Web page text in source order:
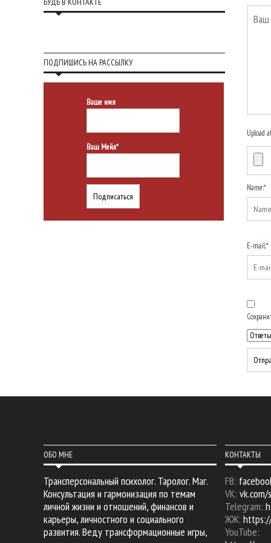
Upload
Name:*
E-mail:*
ПОДПИШИСЬ НА РАССЫЛКУ
Ваше имя
Ваш Мейл*
ОБО МНЕ
Трансперсональный психолог. Таролог. Маг.
Консультация и гармонизация по темам
личной жизни и отношений, финансов и
карьеры, личностного и социального
развития. Веду трансформационные игры,
КОНТАКТЫ
FB:
VK: vk.com/
Telegram:
ЖЖ:
YouTube: